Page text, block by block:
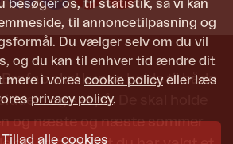
besøger os, til statistik, så vi kan
til annoncetilpasning og
Du vælger selv om du vil
og du kan til enhver tid ændre dit
i vores cookie policy eller læs
privacy policy.
Tillad alle cookies
skal kunne holde til både
i og set på. De skal holde
og næste og næste sommer